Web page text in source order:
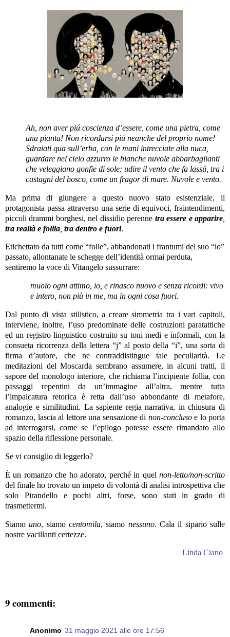
Ah, non aver piú coscienza d’essere, come una pietra, come
una pianta! Non ricordarsi piú neanche del proprio nome!
Sdraiati qua sull’erba, con le mani intrecciate alla nuca,
guardare nel cielo azzurro le bianche nuvole abbarbaglianti
che veleggiano gonfie di sole; udire il vento che fa lassú, tra i
castagni del bosco, come un fragor di mare. Nuvole e vento.
Ma prima di giungere a questo nuovo stato esistenziale, il
protagonista passa attraverso una serie di equivoci, fraintendimenti,
piccoli drammi borghesi, nel dissidio perenne tra essere e apparire
tra realtà e follia tra dentro e fuori.
Etichettato da tutti come “folle”, abbandonati i frantumi del suo “io”
passato, allontanate le schegge dell’identità ormai perduta,
sentiremo la voce di Vitangelo sussurrare:
muoio ogni attimo, io, e rinasco nuovo e senza ricordi: vivo
e intero, non più in me, ma in ogni cosa fuori.
Dal punto di vista stilistico, a creare simmetria tra i vari capitoli,
interviene, inoltre, l’uso predominate delle costruzioni paratattiche
ed un registro linguistico costruito su toni medi e informali, con la
consueta ricorrenza della lettera “j” al posto della “i”, una sorta di
firma d’autore, che ne contraddistingue tale peculiarità. Le
meditazioni del Moscarda sembrano assumere, in alcuni tratti, il
sapore del monologo interiore, che richiama l’incipiente follia, con
passaggi repentini da un’immagine all’altra, mentre tutta
l’impalcatura retorica è retta dall’uso abbondante di metafore,
analogie e similitudini. La sapiente regia narrativa, in chiusura di
romanzo, lascia al lettore una sensazione di non-conclusoe lo porta
ad interrogarsi, come se l’epilogo potesse essere rimandato allo
spazio della riflessione personale.
Se vi consiglio di leggerlo?
È un romanzo che ho adorato, perché in quel non-letto/non-scritto
del finale ho trovato un impeto di volontà di analisi introspettiva che
solo Pirandello e pochi altri, forse, sono stati in grado di
trasmettermi.
Siamouno, siamocentomila, siamo nessuno. Cala il sipario sulle
nostre vacillanti certezze.
Linda Ciano
9 commenti:
Anonimo 31 maggio 2021 alle ore 17:56